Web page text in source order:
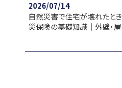
2026/07/14
自然災害で住宅が壊れたと
災保険の基礎知識｜外壁・